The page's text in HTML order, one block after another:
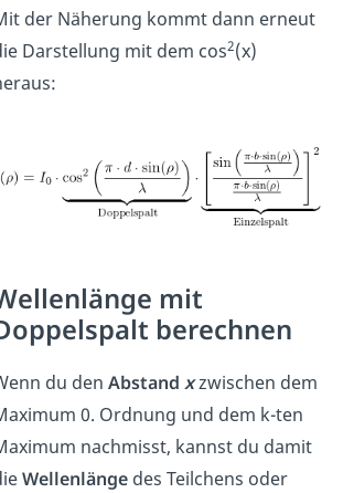
der Näherung kommt dann erneut
Darstellung mit dem cos2(x)
mit
berechnen
du denAbstand xzwischen dem
0. Ordnung und dem k-ten
nachmisst, kannst du damit
Wellenlänge des Teilchens oder